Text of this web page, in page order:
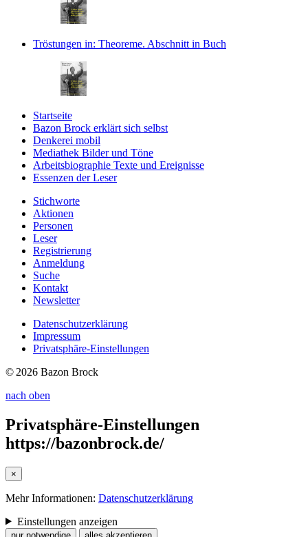
Tröstungen in: Theoreme. Abschnitt in Buch
Startseite
Bazon Brock erklärt sich selbst
Denkerei mobil
Mediathek Bilder und Töne
Arbeitsbiographie Texte und Ereignisse
Essenzen der Leser
Stichworte
Aktionen
Personen
Leser
Registrierung
Anmeldung
Suche
Kontakt
Newsletter
Datenschutzerklärung
Impressum
Privatsphäre-Einstellungen
© 2026 Bazon Brock
nach oben
Privatsphäre-Einstellungen
https://bazonbrock.de/
×
Mehr Informationen: Datenschutzerklärung
Einstellungen anzeigen